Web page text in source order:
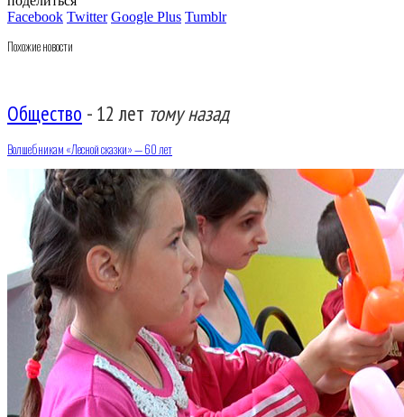
Facebook Twitter Google Plus Tumblr
Похожие новости
Общество - 12 лет тому назад
Волшебникам «Лесной сказки» — 60 лет